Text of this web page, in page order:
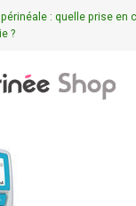
: quelle prise en
?